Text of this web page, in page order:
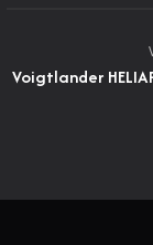
Voigtlander